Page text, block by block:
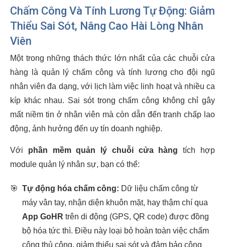
Chấm Công Và Tính Lương Tự Động: Giảm
Thiểu Sai Sót, Nâng Cao Hài Lòng Nhân
Viên
Một trong những thách thức lớn nhất của các chuỗi cửa
hàng là quản lý chấm công và tính lương cho đội ngũ
nhân viên đa dạng, với lịch làm việc linh hoạt và nhiều ca
kíp khác nhau. Sai sót trong chấm công không chỉ gây
mất niềm tin ở nhân viên mà còn dẫn đến tranh chấp lao
động, ảnh hưởng đến uy tín doanh nghiệp.
Với phần mềm quản lý chuỗi cửa hàng tích hợp
module quản lý nhân sự, bạn có thể:
🎯 Tự động hóa chấm công: Dữ liệu chấm công từ
máy vân tay, nhận diện khuôn mặt, hay thậm chí qua
App GoHR trên di động (GPS, QR code) được đồng
bộ hóa tức thì. Điều này loại bỏ hoàn toàn việc chấm
công thủ công, giảm thiểu sai sót và đảm bảo công